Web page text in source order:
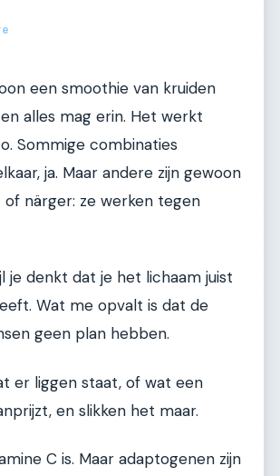
een smoothie van kruiden
alles mag erin. Het werkt
Sommige combinaties
ja. Maar andere zijn gewoon
närger: ze werken tegen
je denkt dat je het lichaam juist
Wat me opvalt is dat de
geen plan hebben.
er liggen staat, of wat een
en slikken het maar.
C is. Maar adaptogenen zijn